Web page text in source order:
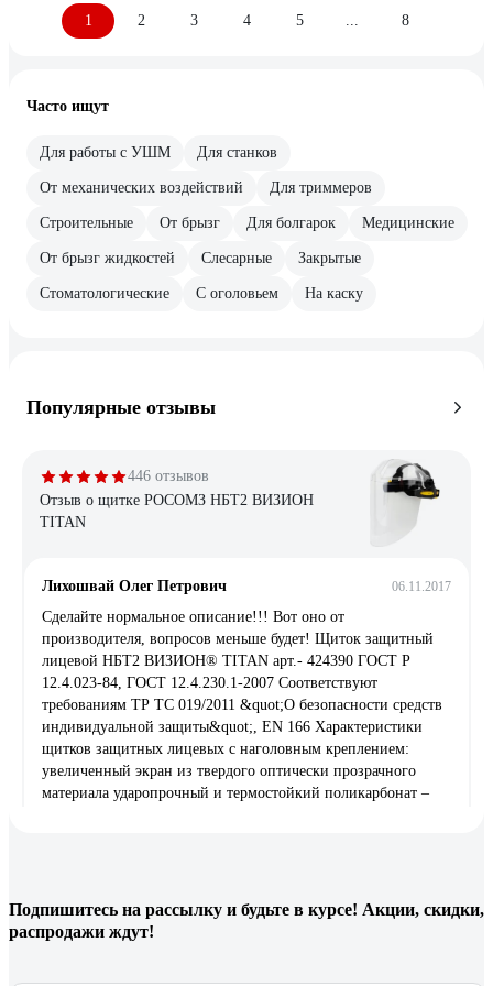
1 2 3 4 5 8
Часто ищут
Для работы с УШМ Для станков
От механических воздействий Для триммеров
Строительные От брызг Для болгарок Медицинские
От брызг жидкостей Слесарные Закрытые
Стоматологические С оголовьем На каску
Популярные отзывы
446 отзывов
Отзыв о щитке РОСОМЗ НБТ2 ВИЗИОН
TITAN
Лихошвай Олег Петрович 06.11.2017
Сделайте нормальное описание!!! Вот оно от
производителя, вопросов меньше будет! Щиток защитный
лицевой НБТ2 ВИЗИОН® TITAN арт.- 424390 ГОСТ Р
12.4.023-84, ГОСТ 12.4.230.1-2007 Соответствуют
требованиям ТР ТС 019/2011 &quot;О безопасности средств
индивидуальной защиты&quot;, EN 166 Характеристики
щитков защитных лицевых с наголовным креплением:
увеличенный экран из твердого оптически прозрачного
материала ударопрочный и термостойкий поликарбонат –
удлиненный для дополнительной надежной защиты шеи и
верхней части груди от механических повреждений и
высокой температуры; экран с покрытием от истирания и
Подпишитесь на рассылку и будьте в курсе! Акции, скидки,
распродажи ждут!